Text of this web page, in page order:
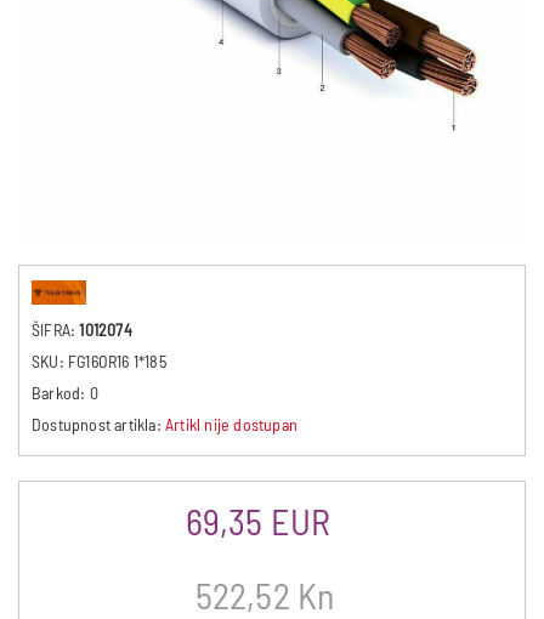
ŠIFRA:1012074
SKU: FG16OR16 1*185
Barkod: 0
Dostupnost artikla: Artikl nije dostupan
522,52 Kn
69,35 EUR